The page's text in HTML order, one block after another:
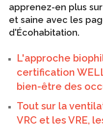
apprenez-en plus
et saine avec les
d'Écohabitation.
L'approche
certification
bien-être des
Tout sur la
VRC et les VRE,